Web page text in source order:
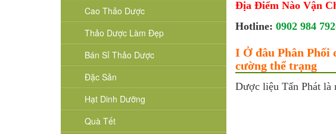
Cao Thảo Dược
Thảo Dược Làm Đẹp
Bán Sỉ Thảo Dược
Đặc Sản
Hạt Dinh Dưỡng
Quà Tết
Địa Điểm Nào Vận
Hotline: 0902 984 792
I Ở đâu Phân Phối
cường thể trạng
Dược liệu Tấn Phát là